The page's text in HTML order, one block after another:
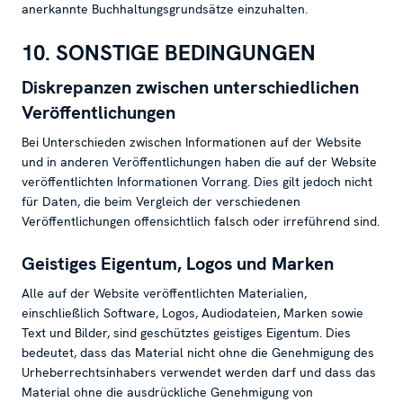
anerkannte Buchhaltungsgrundsätze einzuhalten.
10. SONSTIGE BEDINGUNGEN
Diskrepanzen zwischen unterschiedlichen
Veröffentlichungen
Bei Unterschieden zwischen Informationen auf der Website
und in anderen Veröffentlichungen haben die auf der Website
veröffentlichten Informationen Vorrang. Dies gilt jedoch nicht
für Daten, die beim Vergleich der verschiedenen
Veröffentlichungen offensichtlich falsch oder irreführend sind.
Geistiges Eigentum, Logos und Marken
Alle auf der Website veröffentlichten Materialien,
einschließlich Software, Logos, Audiodateien, Marken sowie
Text und Bilder, sind geschütztes geistiges Eigentum. Dies
bedeutet, dass das Material nicht ohne die Genehmigung des
Urheberrechtsinhabers verwendet werden darf und dass das
Material ohne die ausdrückliche Genehmigung von